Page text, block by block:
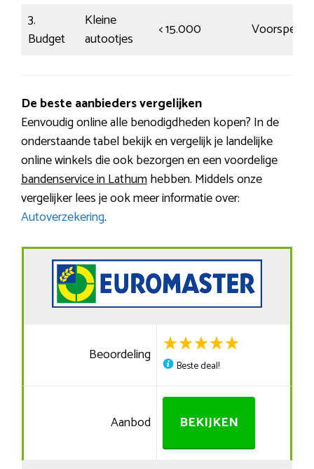
3.
Budget
Kleine
autootjes
< 15.000
De beste aanbieders vergelijken
Eenvoudig online alle benodigdheden kopen? In de
onderstaande tabel bekijk en vergelijk je landelijke
online winkels die ook bezorgen en een voordelige
bandenservice in Lathumhebben. Middels onze
vergelijker lees je ook meer informatie over:
Autoverzekering.
Beoordeling
Beste deal!
Aanbod BEKIJKEN